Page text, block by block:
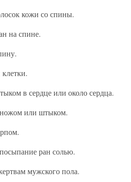
кожи со спины.
на спине.
в сердце или около сердца.
ножом или штыком.
ран солью.
мужского пола.